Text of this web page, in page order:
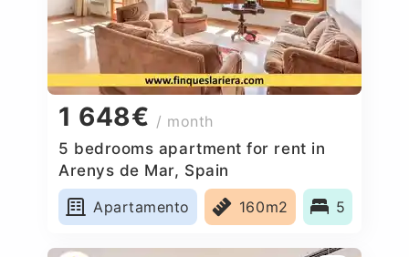
1 648€ / month
5 bedrooms apartment for rent in
Arenys de Mar, Spain
Apartamento
160m2 5